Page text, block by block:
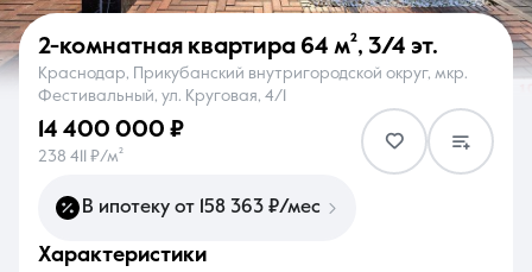
О компании Контакты
8 (861) 297-00-00
2-комнатная квартира 64 м², 3/4 эт.
Краснодар, Прикубанский внутригородской округ, мкр.
Фестивальный, ул. Круговая, 4/1
14 400 000 ₽
238 411 ₽/м²
В ипотеку от 158 363 ₽/мес
характеристики